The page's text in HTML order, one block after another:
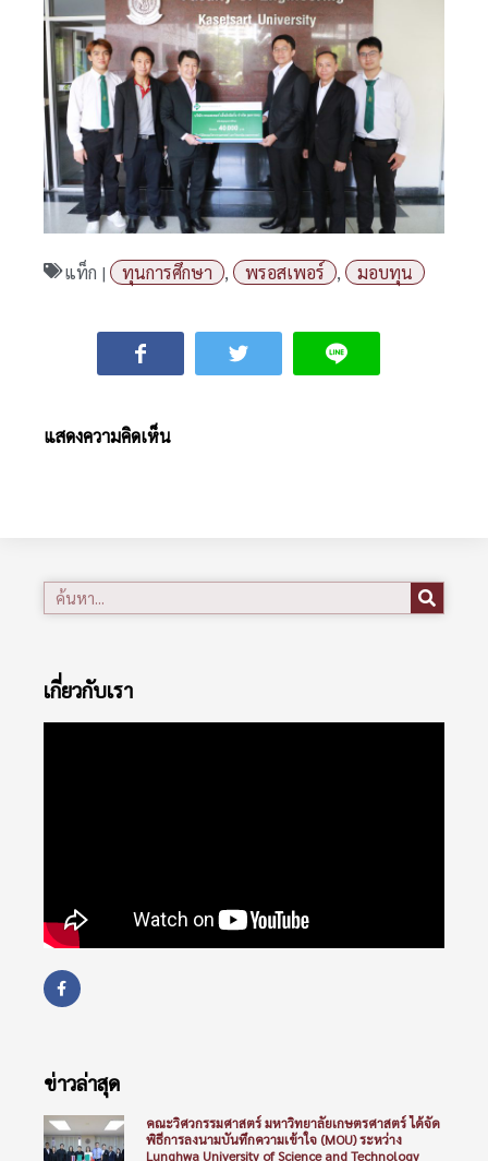
แท็ก | ทุนการศึกษา , พรอสเพอร์ , มอบทุน
แสดงความคิดเห็น
เกี่ยวกับเรา
ข่าวล่าสุด
คณะวิศวกรรมศาสตร์ มหาวิทยาลัยเกษตรศาสตร์ ได้จัด
พิธีการลงนามบันทึกความเข้าใจ (MOU) ระหว่าง
Lunghwa University of Science and Technology